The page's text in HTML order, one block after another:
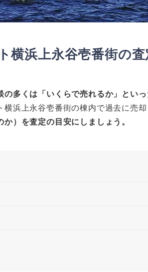
横浜上永谷壱番街の査
多くは「いくらで売れるか」とい
浜上永谷壱番街の棟内で過去に売
）を査定の目安にしましょう。